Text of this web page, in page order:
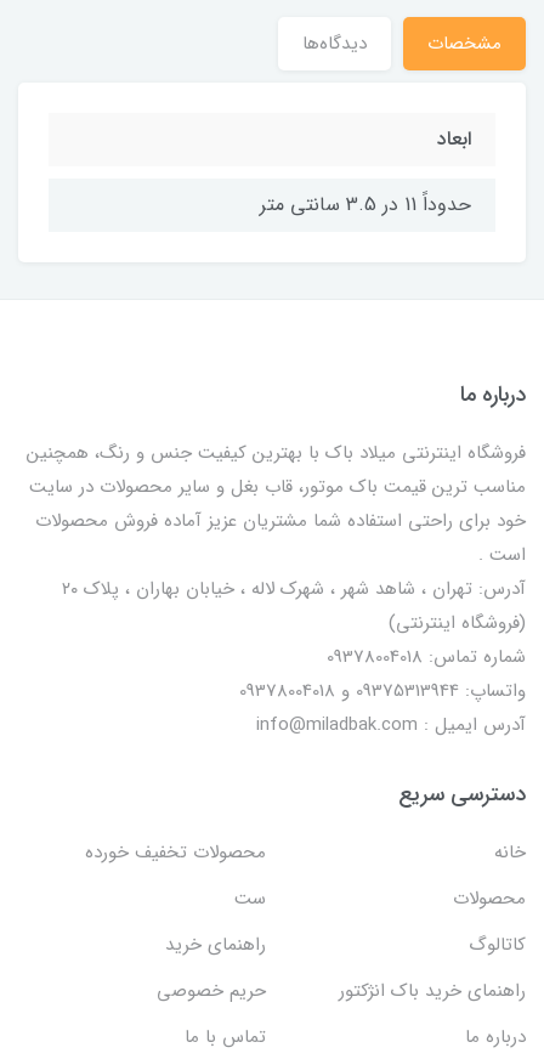
مشخصات دیدگاه‌ها
ابعاد
حدوداً 11 در 3.5 سانتی متر
درباره ما
فروشگاه اینترنتی میلاد باک با بهترین کیفیت جنس و رنگ، همچنین
مناسب ترین قیمت باک موتور، قاب بغل و سایر محصولات در سایت
خود برای راحتی استفاده شما مشتریان عزیز آماده فروش محصولات
است .
آدرس: تهران ، شاهد شهر ، شهرک لاله ، خیابان بهاران ، پلاک ۲۰
(فروشگاه اینترنتی)
شماره تماس: 09378004018
واتساپ: 09375313944 و 09378004018
آدرس ایمیل : info@miladbak.com
دسترسی سریع
خانه
محصولات تخفیف خورده
محصولات
ست
کاتالوگ
راهنمای خرید
راهنمای خرید باک انژکتور
حریم خصوصی
درباره ما
تماس با ما